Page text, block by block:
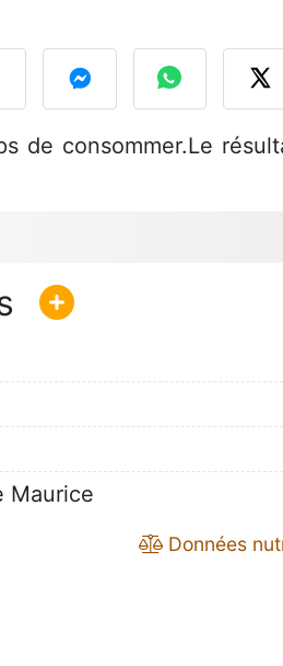
de consommer.Le
Maurice
Données